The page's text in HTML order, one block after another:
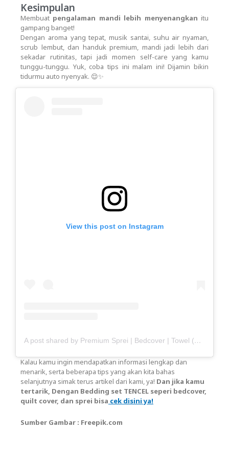
Kesimpulan
Membuat pengalaman mandi lebih menyenangkan itu
gampang banget!
Dengan aroma yang tepat, musik santai, suhu air nyaman,
scrub lembut, dan handuk premium, mandi jadi lebih dari
sekadar rutinitas, tapi jadi momen self-care yang kamu
tunggu-tunggu. Yuk, coba tips ini malam ini! Dijamin bikin
tidurmu auto nyenyak. 😌✨
View this post on Instagram
A post shared by Premium Sprei | Bedcover | Towel (@haisante)
Kalau kamu ingin mendapatkan informasi lengkap dan
menarik, serta beberapa tips yang akan kita bahas
selanjutnya simak terus artikel dari kami, ya! Dan jika kamu
tertarik, Dengan Bedding set TENCEL seperi bedcover,
quilt cover, dan sprei bisa cek disini ya!
Sumber Gambar : Freepik.com